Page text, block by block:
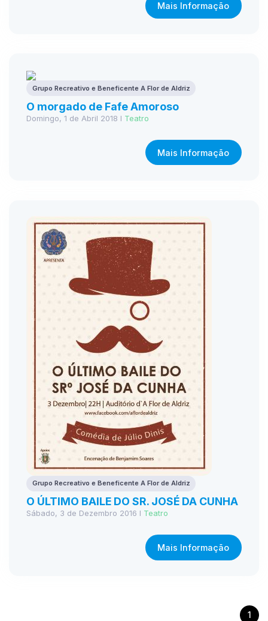
Mais Informação
Grupo Recreativo e Beneficente A Flor de Aldriz
O morgado de Fafe Amoroso
Domingo, 1 de Abril 2018 I Teatro
Mais Informação
Grupo Recreativo e Beneficente A Flor de Aldriz
O ÚLTIMO BAILE DO SR. JOSÉ DA CUNHA
Sábado, 3 de Dezembro 2016 I Teatro
Mais Informação
1